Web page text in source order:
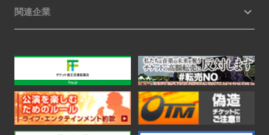
関連企業